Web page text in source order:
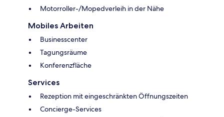
Motorroller-/Mopedverleih in der Nähe
Mobiles Arbeiten
Businesscenter
Tagungsräume
Konferenzfläche
Services
Rezeption mit eingeschränkten Öffnungszeiten
Concierge-Services